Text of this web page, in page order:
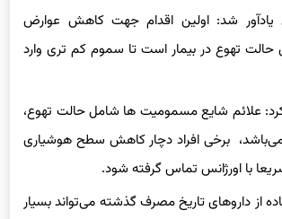
شد: اولین اقدام جهت کاهش عوارض
تهوع در بیمار است تا سموم کم تری وارد
علائم شایع مسمومیت ها شامل حالت تهوع،
برخی افراد دچار کاهش سطح هوشیاری
با اورژانس تماس گرفته شود.
از داروهای تاریخ مصرف گذشته می‌تواند بسیار